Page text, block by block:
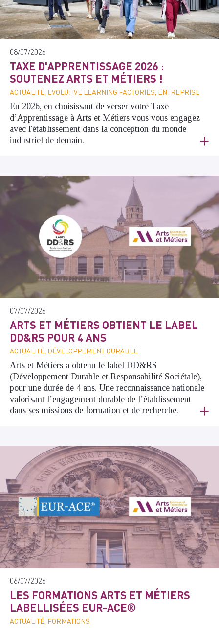
08/07/2026
TAXE D'APPRENTISSAGE 2026 :
SOUTENEZ ARTS ET MÉTIERS !
ACTUALITÉ, EVOLUTIVE LEARNING FACTORIES, ENTREPRISE
En 2026, en choisissant de verser votre Taxe
d’Apprentissage à Arts et Métiers vous vous engagez
avec l'établissement dans la conception du monde
industriel de demain.
07/07/2026
ARTS ET MÉTIERS OBTIENT LE LABEL
DD&RS POUR 4 ANS
ACTUALITÉ, DÉVELOPPEMENT DURABLE
Arts et Métiers a obtenu le label DD&RS
(Développement Durable et Responsabilité Sociétale),
pour une durée de 4 ans. Une reconnaissance nationale
valorisant l’engagement durable de l’établissement
dans ses missions de formation et de recherche.
06/07/2026
LES FORMATIONS ARTS ET MÉTIERS
LABELLISÉES EUR-ACE®
ACTUALITÉ, FORMATIONS